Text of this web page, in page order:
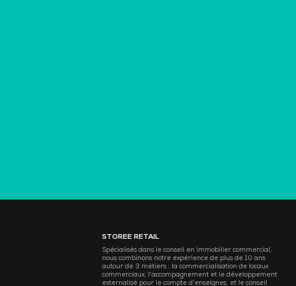
STOREE RETAIL
Spécialisés dans le conseil en immobilier commercial,
nous combinons notre expérience de plus de 10 ans
autour de 3 métiers : la commercialisation de locaux
commerciaux, l’accompagnement et le développement
externalisé pour le compte d’enseignes, et le conseil